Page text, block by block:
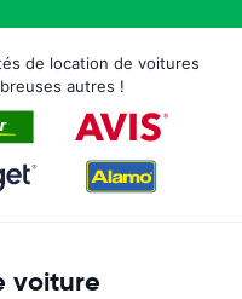
de location de voitures
autres !
voiture